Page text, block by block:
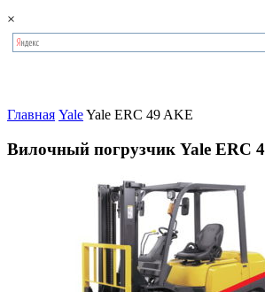
×
Главная YaleYale ERC 49 AKE
Вилочный погрузчик Yale ERC